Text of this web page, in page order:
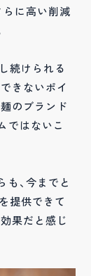
に高い削減
続けられる
きないポイ
のブランド
ではないこ
、今までと
提供できて
果だと感じ